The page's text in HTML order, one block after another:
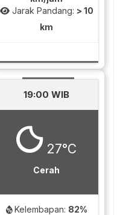
Jarak Pandang: > 10
km
19:00 WIB
27°C
Cerah
Kelembapan: 82%